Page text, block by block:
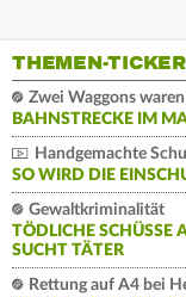
THEMEN-TICKER
Zwei Waggons
BAHNSTRECKE IM
Handgemachte
SO WIRD DIE
Gewaltkriminalität
TÖDLICHE SCHÜSSE
SUCHT TÄTER
Rettung auf A4 bei